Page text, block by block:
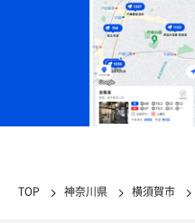
TOP 神奈川県 横須賀市